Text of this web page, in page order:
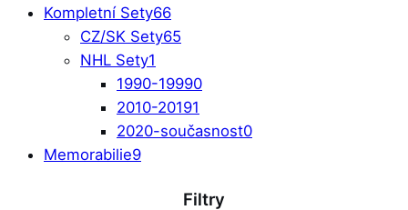
Kompletní Sety66
CZ/SK Sety65
NHL Sety1
1990-19990
2010-20191
2020-současnost0
Memorabilie9
Filtry